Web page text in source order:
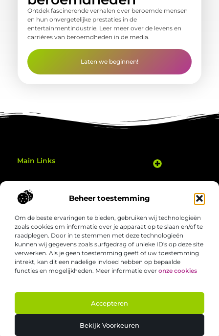
Beheer toestemming
Om de beste ervaringen te bieden, gebruiken wij technologieën
zoals cookies om informatie over je apparaat op te slaan en/of te
raadplegen. Door in te stemmen met deze technologieën
kunnen wij gegevens zoals surfgedrag of unieke ID's op deze site
verwerken. Als je geen toestemming geeft of uw toestemming
intrekt, kan dit een nadelige invloed hebben op bepaalde
functies en mogelijkheden. Meer informatie over onze cookies
Accepteren
Bekijk Voorkeuren
Ontdek fascinerende verhalen over beroemde mensen
en hun onvergetelijke prestaties in de
entertainmentindustrie. Leer meer over de levens en
carrières van beroemdheden in de media.
Laten we beginnen!
Main Links
Welgezond.nl – Jouw bron van boeiende
inzichten
Duik in een verzameling van artikelen en verhalen die het alledaagse
@2025 All Right Reserved. Design by